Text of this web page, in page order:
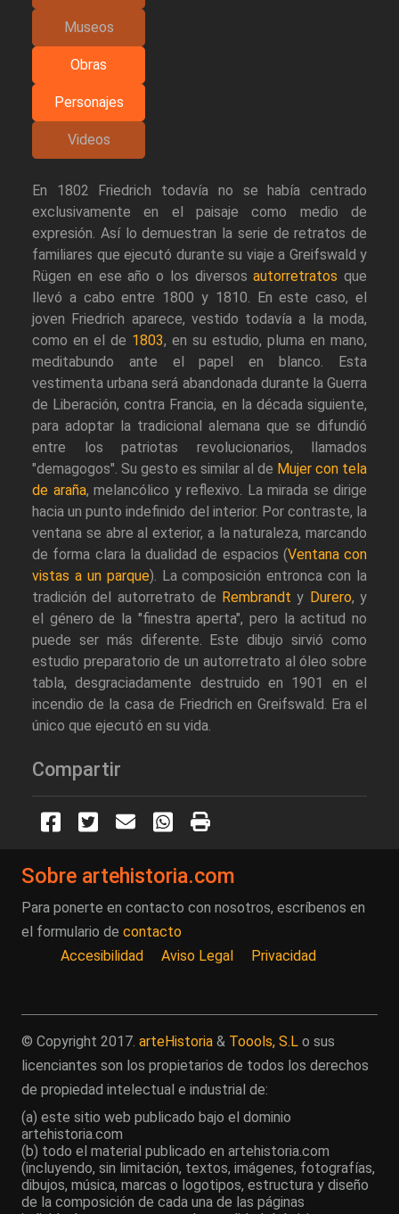
Museos
Obras
Personajes
Videos
En 1802 Friedrich todavía no se había centrado
exclusivamente en el paisaje como medio de
expresión. Así lo demuestran la serie de retratos de
familiares que ejecutó durante su viaje a Greifswald y
Rügen en ese año o los diversosautorretratos que
llevó a cabo entre 1800 y 1810. En este caso, el
joven Friedrich aparece, vestido todavía a la moda,
como en el de 1803, en su estudio, pluma en mano,
meditabundo ante el papel en blanco. Esta
vestimenta urbana será abandonada durante la Guerra
de Liberación, contra Francia, en la década siguiente,
para adoptar la tradicional alemana que se difundió
entre los patriotas revolucionarios, llamados
"demagogos". Su gesto es similar al de Mujer con tela
de araña, melancólico y reflexivo. La mirada se dirige
hacia un punto indefinido del interior. Por contraste, la
ventana se abre al exterior, a la naturaleza, marcando
de forma clara la dualidad de espacios (Ventana con
vistas a un parque). La composición entronca con la
tradición del autorretrato de Rembrandt y Durero, y
el género de la "finestra aperta", pero la actitud no
puede ser más diferente. Este dibujo sirvió como
estudio preparatorio de un autorretrato al óleo sobre
tabla, desgraciadamente destruido en 1901 en el
incendio de la casa de Friedrich en Greifswald. Era el
único que ejecutó en su vida.
Compartir
Sobre artehistoria.com
Para ponerte en contacto con nosotros, escríbenos en
el formulario de contacto
Accesibilidad
Aviso Legal Privacidad
© Copyright 2017. arteHistoria & Toools, S.L o sus
licenciantes son los propietarios de todos los derechos
de propiedad intelectual e industrial de:
(a) este sitio web publicado bajo el dominio
artehistoria.com
(b) todo el material publicado en artehistoria.com
(incluyendo, sin limitación, textos, imágenes, fotografías,
dibujos, música, marcas o logotipos, estructura y diseño
de la composición de cada una de las páginas